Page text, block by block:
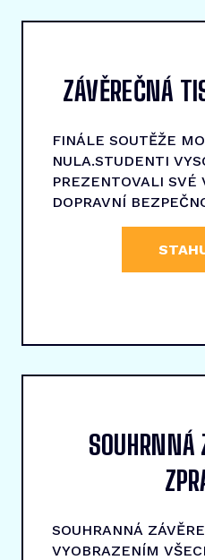
ZÁVĚREČNÁ
FINÁLE SOUTĚŽE
NULA.STUDENTI
PREZENTOVALI SVÉ
DOPRAVNÍ
SOUHRNNÁ
SOUHRANNÁ
VYOBRAZENÍM